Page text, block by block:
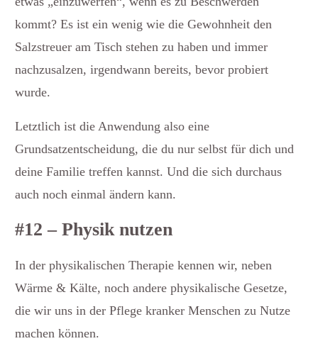
kommt? Es ist ein wenig wie die Gewohnheit den
Salzstreuer am Tisch stehen zu haben und immer
nachzusalzen, irgendwann bereits, bevor probiert
wurde.
Letztlich ist die Anwendung also eine
Grundsatzentscheidung, die du nur selbst für dich und
deine Familie treffen kannst. Und die sich durchaus
auch noch einmal ändern kann.
#12 – Physik nutzen
In der physikalischen Therapie kennen wir, neben
Wärme & Kälte, noch andere physikalische Gesetze,
die wir uns in der Pflege kranker Menschen zu Nutze
machen können.